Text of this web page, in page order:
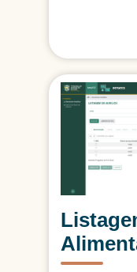
rápida
com
CPF,
Base